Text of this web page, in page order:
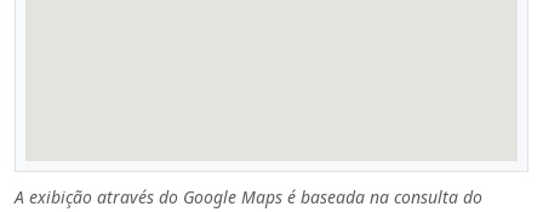
A exibição através do Google Maps é baseada na consulta do